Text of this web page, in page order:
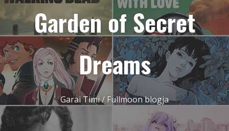
Garden of Secret
Dreams
Garai Timi / Fullmoon blogja